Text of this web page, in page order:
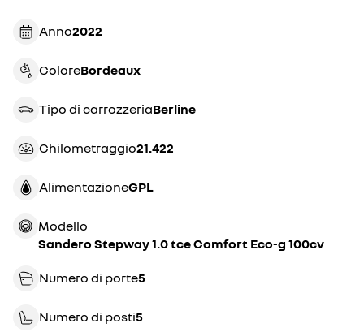
Anno 2022
Colore bordeaux
Tipo di carrozzeria berline
Chilometraggio 21.422
Alimentazione GPL
Modello
Sandero Stepway 1.0 tce Comfort Eco-g 100cv
Numero di porte5
Numero di posti5